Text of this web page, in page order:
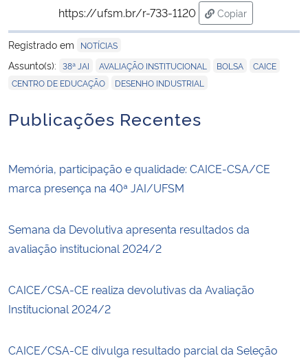
https://ufsm.br/r-733-1120
Copiar
para área de
Registrado em
NOTÍCIAS
Assunto(s): 38ª JAI AVALIAÇÃO INSTITUCIONAL BOLSA CAICE
CENTRO DE EDUCAÇÃO DESENHO INDUSTRIAL
Publicações Recentes
Memória, participação e qualidade: CAICE-CSA/CE
marca presença na 40ª JAI/UFSM
Semana da Devolutiva apresenta resultados da
avaliação institucional 2024/2
CAICE/CSA-CE realiza devolutivas da Avaliação
Institucional 2024/2
CAICE/CSA-CE divulga resultado parcial da Seleção